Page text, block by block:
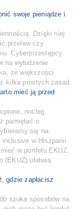
swoje pieniądze i
Dzięki niej
przelew czy
Cyberprzestępcy
na wyłudzenie
że większości
kilka prostych zasad.
mieć ją przed
nocleg
pamiętać o
się na
w Hiszpanii.
w portfelu EKUZ.
(EKUZ) ułatwia
gdzie zapłacisz
szuka sposobów na